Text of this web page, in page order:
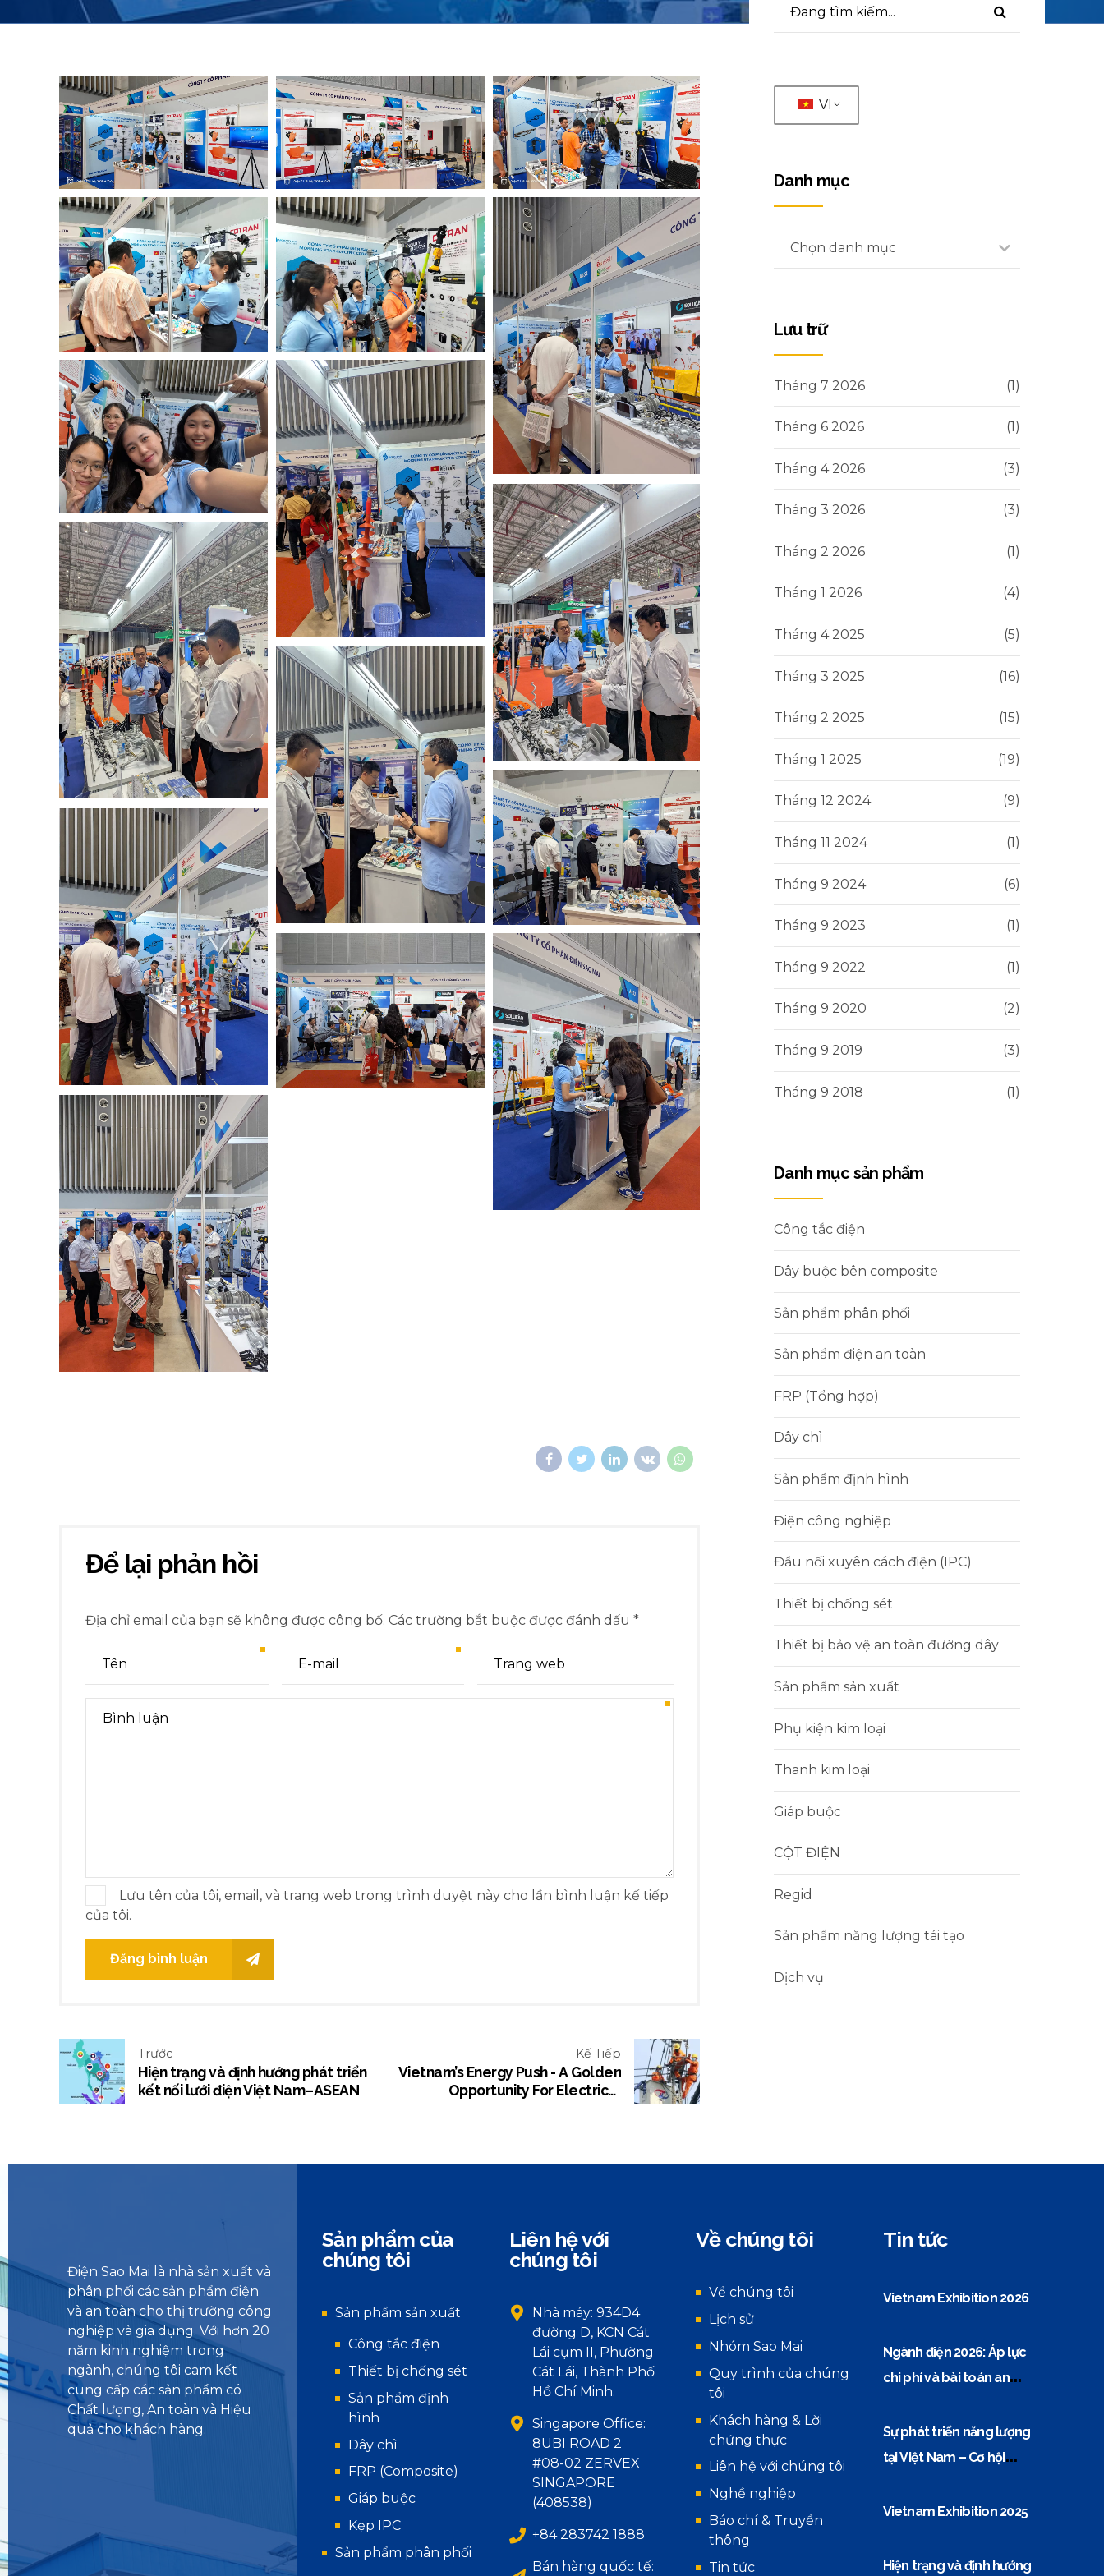
Để lại phản hồi
Địa chỉ email của bạn sẽ không được công bố. Các trường bắt buộc được đánh dấu *
Lưu tên của tôi, email, và trang web trong trình duyệt này cho lần bình luận kế tiếp
của tôi.
Đăng bình luận
Trước
Hiện trạng và định hướng phát triển
kết nối lưới điện Việt Nam–ASEAN
Kế Tiếp
Vietnam’s Energy Push - A Golden
Opportunity For Electrical
VI
Danh mục
Chọn danh mục
Lưu trữ
Tháng 7 2026 (1)
Tháng 6 2026 (1)
Tháng 4 2026 (3)
Tháng 3 2026 (3)
Tháng 2 2026 (1)
Tháng 1 2026 (4)
Tháng 4 2025 (5)
Tháng 3 2025 (16)
Tháng 2 2025 (15)
Tháng 1 2025 (19)
Tháng 12 2024 (9)
Tháng 11 2024 (1)
Tháng 9 2024 (6)
Tháng 9 2023 (1)
Tháng 9 2022 (1)
Tháng 9 2020 (2)
Tháng 9 2019 (3)
Tháng 9 2018 (1)
Danh mục sản phẩm
Công tắc điện
Dây buộc bên composite
Sản phẩm phân phối
Sản phẩm điện an toàn
FRP (Tổng hợp)
Dây chì
Sản phẩm định hình
Điện công nghiệp
Đầu nối xuyên cách điện (IPC)
Thiết bị chống sét
Thiết bị bảo vệ an toàn đường dây
Sản phẩm sản xuất
Phụ kiện kim loại
Thanh kim loại
Giáp buộc
CỘT ĐIỆN
Regid
Sản phẩm năng lượng tái tạo
Dịch vụ
Điện Sao Mai là nhà sản xuất và
phân phối các sản phẩm điện
và an toàn cho thị trường công
nghiệp và gia dụng. Với hơn 20
năm kinh nghiệm trong
ngành, chúng tôi cam kết
cung cấp các sản phẩm có
Chất lượng, An toàn và Hiệu
quả cho khách hàng.
Sản phẩm của
chúng tôi
Sản phẩm sản xuất
Công tắc điện
Thiết bị chống sét
Sản phẩm định
hình
Dây chì
FRP (Composite)
Giáp buộc
Kẹp IPC
Sản phẩm phân phối
Liên hệ với
chúng tôi
Nhà máy: 934D4
đường D, KCN Cát
Lái cụm II, Phường
Cát Lái, Thành Phố
Hồ Chí Minh.
Singapore Office:
8UBI ROAD 2
#08-02 ZERVEX
SINGAPORE
(408538)
+84 283742 1888
Bán hàng quốc tế:
Về chúng tôi
Về chúng tôi
Lịch sử
Nhóm Sao Mai
Quy trình của chúng
tôi
Khách hàng & Lời
chứng thực
Liên hệ với chúng tôi
Nghề nghiệp
Báo chí & Truyền
thông
Tin tức
Tin tức
Vietnam Exhibition 2026
Ngành điện 2026: Áp lực
chi phí và bài toán an
Sự phát triển năng lượng
tại Việt Nam – Cơ hội
nghiệp thiết bị điện
Vietnam Exhibition 2025
Hiện trạng và định hướng